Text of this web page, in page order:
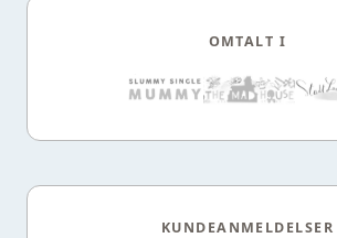
OMTALT I
KUNDEANMELDELSER